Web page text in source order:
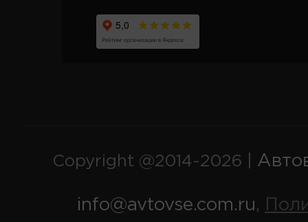
Copyright @2014-2026 |
info@avtovse.com.ru,